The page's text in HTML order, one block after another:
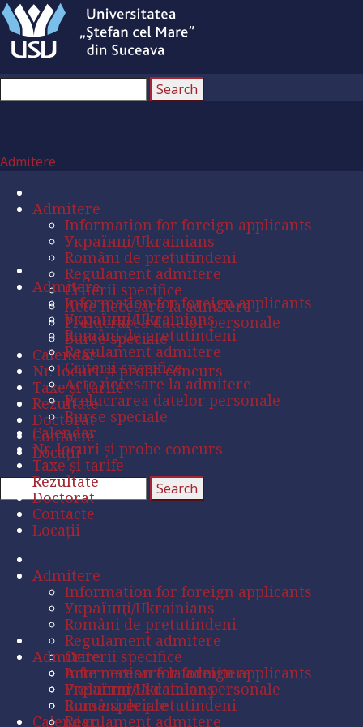
Admitere
Admitere
Information for foreign applicants
Українці/Ukrainians
Români de pretutindeni
Regulament admitere
Criterii specifice
Acte necesare la admitere
Prelucrarea datelor personale
Burse speciale
Calendar
Nr. locuri și probe concurs
Taxe și tarife
Rezultate
Doctorat
Contacte
Locații
Admitere
Information for foreign applicants
Українці/Ukrainians
Români de pretutindeni
Regulament admitere
Criterii specifice
Acte necesare la admitere
Prelucrarea datelor personale
Burse speciale
Calendar
Nr. locuri și probe concurs
Taxe și tarife
Rezultate
Doctorat
Contacte
Locații
Admitere
Information for foreign applicants
Українці/Ukrainians
Români de pretutindeni
Regulament admitere
Criterii specifice
Acte necesare la admitere
Prelucrarea datelor personale
Burse speciale
Calendar
Admitere
Information for foreign applicants
Українці/Ukrainians
Români de pretutindeni
Regulament admitere